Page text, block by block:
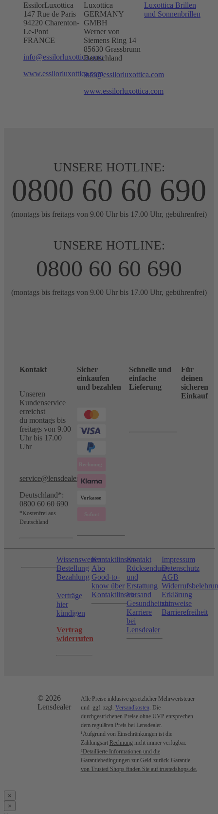
EssilorLuxottica
147 Rue de Paris
94220 Charenton-
Le-Pont
FRANCE
info@essilorluxottica.com
www.essilorluxottica.com
Luxottica
GERMANY
GMBH
Werner von
Siemens Ring 14
85630 Grassbrunn
Deutschland
info@essilorluxottica.com
www.essilorluxottica.com
Luxottica Brillen
und Sonnenbrillen
UNSERE HOTLINE:
0800 60 60 690
(montags bis freitags von 9.00 Uhr bis 17.00 Uhr, gebührenfrei)
UNSERE HOTLINE:
0800 60 60 690
(montags bis freitags von 9.00 Uhr bis 17.00 Uhr, gebührenfrei)
Kontakt
Unseren
Kundenservice
erreichst
du montags bis
freitags von 9.00
Uhr bis 17.00
Uhr
service@lensdealer.com
Deutschland*:
0800 60 60 690
*Kostenfrei aus
Deutschland
Sicher
einkaufen
und bezahlen
Schnelle und
einfache
Lieferung
Für
deinen
sicheren
Einkauf
Wissenswertes
Bestellung
Bezahlung
Verträge
hier
kündigen
Vertrag
widerrufen
Kontaktlinsen-
Abo
Good-to-
know über
Kontaktlinsen
Kontakt
Rücksendung
und
Erstattung
Versand
Gesundheitshinweise
Karriere
bei
Lensdealer
Impressum
Datenschutz
AGB
Erklärung
zur
Barrierefreiheit
© 2026
Lensdealer
Alle Preise inklusive gesetzlicher Mehrwertsteuer
und ggf. zzgl. Versandkosten . Die
durchgestrichenen Preise ohne UVP entsprechen
dem regulären Preis bei Lensdealer.
¹Aufgrund von Einschränkungen ist die
Zahlungsart Rechnung nicht immer verfügbar.
²Detaillierte Informationen und die
Garantiebedingungen zur Geld-zurück-Garantie
von Trusted Shops finden Sie auf trustedshops.de.
×
×